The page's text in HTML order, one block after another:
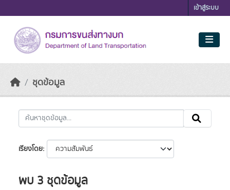
เข้าสู่ระบบ
ชุดข้อมูล
เรียงโดย
พบ 3 ชุดข้อมูล